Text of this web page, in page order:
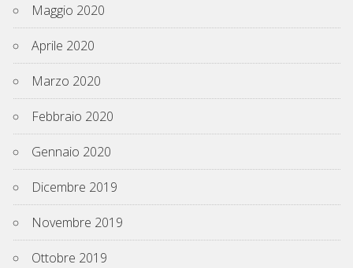
Maggio 2020
Aprile 2020
Marzo 2020
Febbraio 2020
Gennaio 2020
Dicembre 2019
Novembre 2019
Ottobre 2019